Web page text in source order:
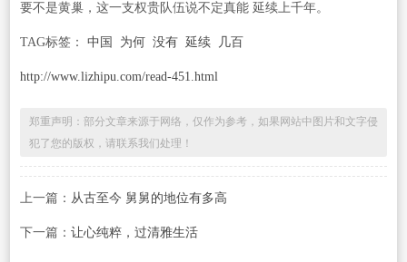
要不是黄巢，这一支权贵队伍说不定真能 延续上千年。
TAG标签： 中国 为何 没有 延续 几百
http://www.lizhipu.com/read-451.html
郑重声明：部分文章来源于网络，仅作为参考，如果网站中图片和文字侵
犯了您的版权，请联系我们处理！
上一篇： 从古至今 舅舅的地位有多高
下一篇： 让心纯粹，过清雅生活